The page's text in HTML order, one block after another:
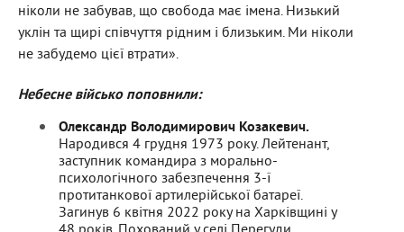
ніколи не забував, що свобода має імена. Низький
уклін та щирі співчуття рідним і близьким. Ми ніколи
не забудемо цієї втрати».
Небесне військо поповнили:
Олександр Володимирович Козакевич.
Народився 4 грудня 1973 року. Лейтенант,
заступник командира з морально-
психологічного забезпечення 3-ї
протитанкової артилерійської батареї.
Загинув 6 квітня 2022 року на Харківщині у